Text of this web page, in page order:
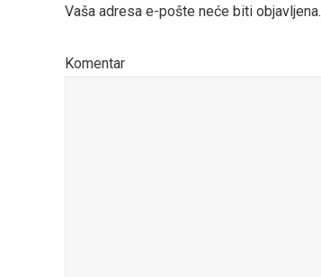
Vaša adresa e-pošte neće biti objavljena.
Komentar